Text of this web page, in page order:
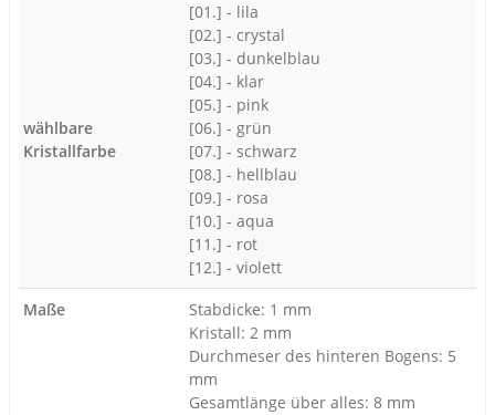
wählbare
Kristallfarbe
[01.] - lila
[02.] - crystal
[03.] - dunkelblau
[04.] - klar
[05.] - pink
[06.] - grün
[07.] - schwarz
[08.] - hellblau
[09.] - rosa
[10.] - aqua
[11.] - rot
[12.] - violett
Maße
Stabdicke: 1 mm
Kristall: 2 mm
Durchmeser des hinteren Bogens: 5
mm
Gesamtlänge über alles: 8 mm